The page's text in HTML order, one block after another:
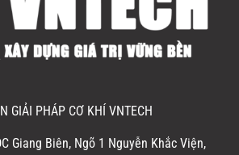
GIẢI PHÁP CƠ KHÍ VNTECH
Giang Biên, Ngõ 1 Nguyễn Khắc Viện,